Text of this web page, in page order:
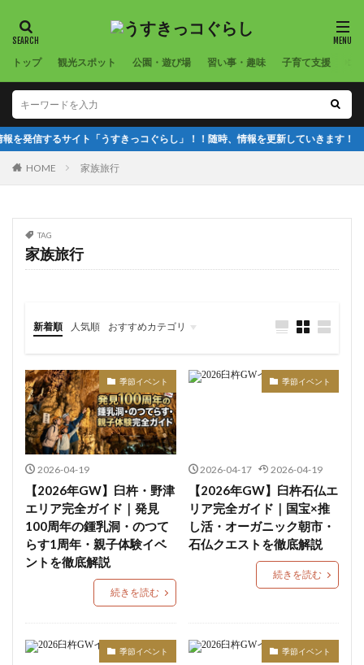
トップ 観光スポット 公園・遊び場 習い事・趣味 子育て支援
信するサイト「うすきっコぐらし」！！随時、情報を更新していきます！
HOME 家族旅行
TAG
家族旅行
新着順 人気順 おすすめカテゴリ
季節イベント
2026-04-19
【2026年GW】臼杵・野津
エリア完全ガイド｜発見
100周年の鍾乳洞・のつて
らす1周年・親子体験イベ
ントを徹底解説
続きを読む
季節イベント
2026-04-17 2026-04-19
【2026年GW】臼杵石仏エ
リア完全ガイド｜国宝×推
し活・オーガニック朝市・
石仏クエストを徹底解説
続きを読む
季節イベント 季節イベント